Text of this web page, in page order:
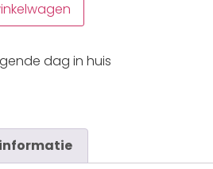
dag in huis